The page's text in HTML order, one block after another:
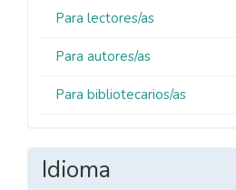
Para lectores/as
Para autores/as
Para bibliotecarios/as
Idioma